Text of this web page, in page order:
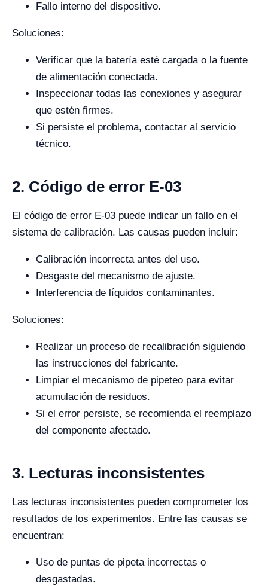
Fallo interno del dispositivo.
Soluciones:
Verificar que la batería esté cargada o la fuente
de alimentación conectada.
Inspeccionar todas las conexiones y asegurar
que estén firmes.
Si persiste el problema, contactar al servicio
técnico.
2. Código de error E-03
El código de error E-03 puede indicar un fallo en el
sistema de calibración. Las causas pueden incluir:
Calibración incorrecta antes del uso.
Desgaste del mecanismo de ajuste.
Interferencia de líquidos contaminantes.
Soluciones:
Realizar un proceso de recalibración siguiendo
las instrucciones del fabricante.
Limpiar el mecanismo de pipeteo para evitar
acumulación de residuos.
Si el error persiste, se recomienda el reemplazo
del componente afectado.
3. Lecturas inconsistentes
Las lecturas inconsistentes pueden comprometer los
resultados de los experimentos. Entre las causas se
encuentran:
Uso de puntas de pipeta incorrectas o
desgastadas.